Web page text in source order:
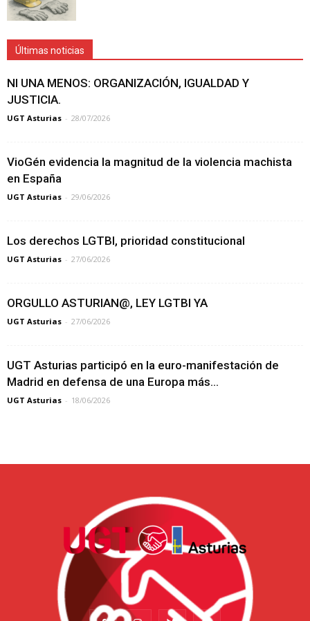
Últimas noticias
NI UNA MENOS: ORGANIZACIÓN, IGUALDAD Y
JUSTICIA.
UGT Asturias - 28/07/2026
VioGén evidencia la magnitud de la violencia machista
en España
UGT Asturias - 29/06/2026
Los derechos LGTBI, prioridad constitucional
UGT Asturias - 27/06/2026
ORGULLO ASTURIAN@, LEY LGTBI YA
UGT Asturias - 27/06/2026
UGT Asturias participó en la euro-manifestación de
Madrid en defensa de una Europa más...
UGT Asturias - 18/06/2026